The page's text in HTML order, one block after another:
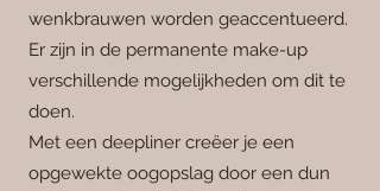
wenkbrauwen worden geaccentueerd.
Er zijn in de permanente make-up
verschillende mogelijkheden om dit te
doen.
Met een deepliner creëer je een
opgewekte oogopslag door een dun